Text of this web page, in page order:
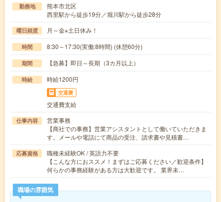
勤務地
熊本市北区
西里駅から徒歩19分／堀川駅から徒歩28分
曜日頻度 月～金※土日休み！
時間 8:30～17:30(実働:8時間) (休憩60分)
期間 【急募】即日～長期（3カ月以上）
時給 時給1200円
交通費
交通費支給
仕事内容
営業事務
【商社での事務】営業アシスタントとして働いていただきま
す。メールや電話にて商品の受注、請求書や見積書…
応募資格
職種未経験OK / 英語力不要
【こんな方におススメ！まずはご応募ください／歓迎条件】
何らかの事務経験がある方は大歓迎です。 業界未…
職場の雰囲気